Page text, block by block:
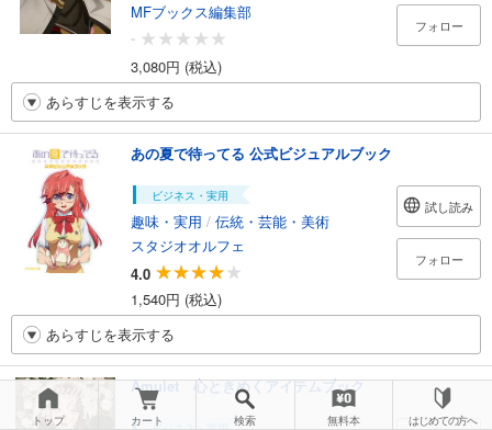
MFブックス編集部
-
3,080円 (税込)
フォロー
あらすじを表示する
あの夏で待ってる 公式ビジュアルブック
ビジネス・実用
趣味・実用 / 伝統・芸能・美術
スタジオオルフェ
4.0
1,540円 (税込)
試し読み
フォロー
あらすじを表示する
Amulet 心ときめくアイテムブック
トップ カート 検索 無料本 はじめての方へ